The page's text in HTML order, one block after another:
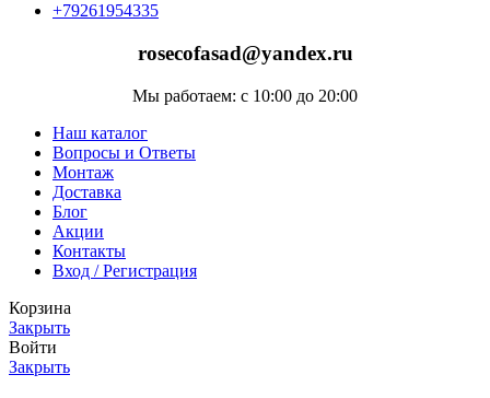
+79261954335
rosecofasad@yandex.ru
Мы работаем: с 10:00 до 20:00
Наш каталог
Вопросы и Ответы
Монтаж
Доставка
Блог
Акции
Контакты
Вход / Регистрация
Корзина
Закрыть
Войти
Закрыть